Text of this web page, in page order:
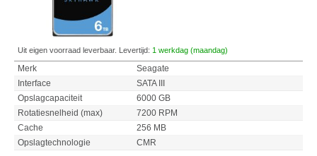
Uit eigen voorraad leverbaar. Levertijd: 1 werkdag (maandag)
Merk
Seagate
Interface
SATA III
Opslagcapaciteit
6000 GB
Rotatiesnelheid (max)
7200 RPM
Cache
256 MB
Opslagtechnologie
CMR